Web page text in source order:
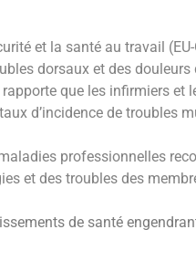
et la santé au travail
dorsaux et des
que les infirmiers et
d’incidence de troubles
professionnelles
et des troubles des
de santé